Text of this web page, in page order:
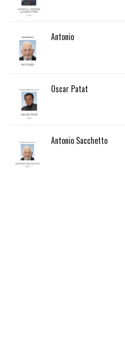
Antonio
Oscar Patat
Antonio Sacchetto